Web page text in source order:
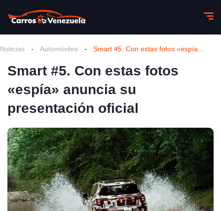
Noticias - Automóviles -
Smart #5. Con estas fotos
«espía» anuncia su
presentación oficial